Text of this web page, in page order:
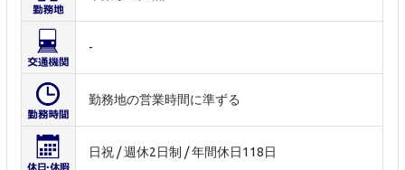
-
勤務地の営業時間に準ずる
日祝 / 週休2日制 / 年間休日118日